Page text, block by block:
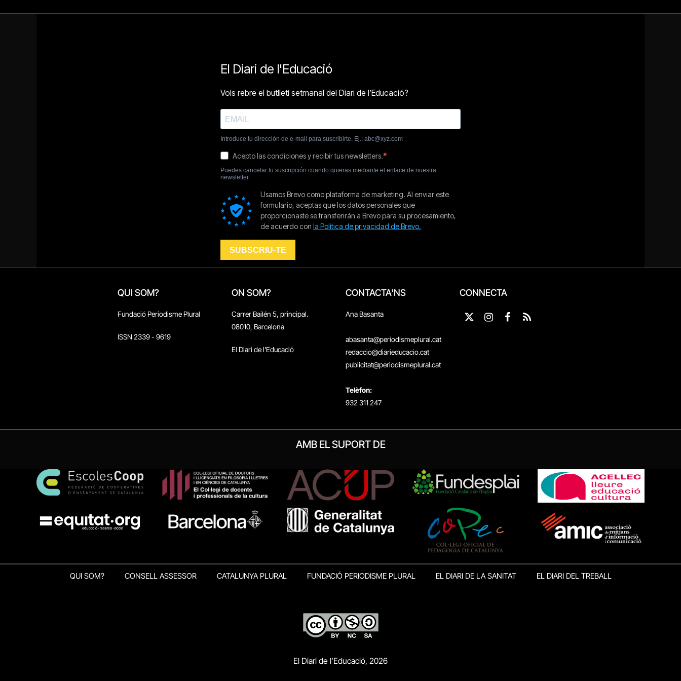
QUI SOM?
Fundació Periodisme Plural
ISSN 2339 - 9619
ON SOM?
Carrer Bailén 5, principal.
08010, Barcelona
El Diari de l'Educació
CONTACTA'NS
Ana Basanta
abasanta@periodismeplural.cat
redaccio@diarieducacio.cat
publicitat@periodismeplural.cat
Telèfon:
932 311 247
CONNECTA
X
Instagram
Facebook
RSS
AMB EL SUPORT DE
QUI SOM? CONSELL ASSESSOR CATALUNYA PLURAL FUNDACIÓ PERIODISME PLURAL EL DIARI DE LA SANITAT EL DIARI DEL TREBALL
El Diari de l’Educació, 2026